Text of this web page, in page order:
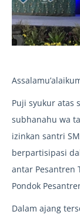
Puji syukur atas
subhanahu wa
izinkan santri
berpartisipasi
antar Pesantren
Pondok
Dalam ajang